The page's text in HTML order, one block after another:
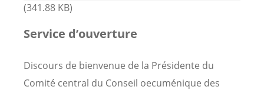
(341.88 KB)
Service d’ouverture
Discours de bienvenue de la Présidente du
Comité central du Conseil oecuménique des